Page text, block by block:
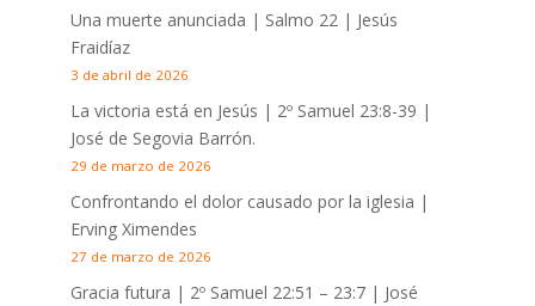
Una muerte anunciada | Salmo 22 | Jesús
Fraidíaz
3 de abril de 2026
La victoria está en Jesús | 2º Samuel 23:8-39 |
José de Segovia Barrón.
29 de marzo de 2026
Confrontando el dolor causado por la iglesia |
Erving Ximendes
27 de marzo de 2026
Gracia futura | 2º Samuel 22:51 – 23:7| José